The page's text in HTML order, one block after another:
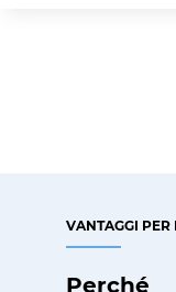
VANTAGGI PER
Perché